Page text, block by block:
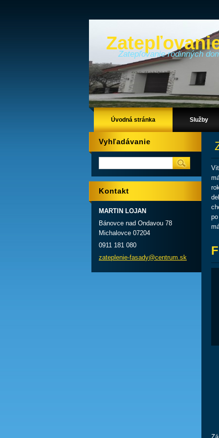
Zatepľovanie rodinných
Úvodná stránka Služby
Vyhľadávanie
Kontakt
MARTIN LOJAN
Bánovce nad Ondavou 78
Michalovce 07204
0911 181 080
zateplenie-fasady@centrum.sk